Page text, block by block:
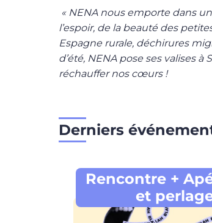
« NENA nous emporte dans
l’espoir, de la beauté des
Espagne rurale, déchirures
d’été, NENA pose ses valises
réchauffer nos cœurs !
Derniers
Rencontre +
et